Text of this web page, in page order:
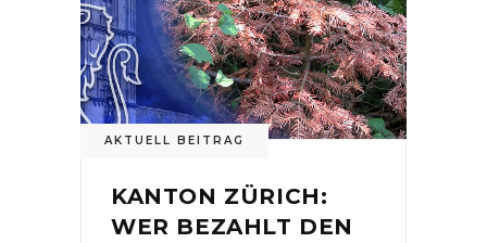
AKTUELL BEITRAG
KANTON ZÜRICH:
WER BEZAHLT DEN